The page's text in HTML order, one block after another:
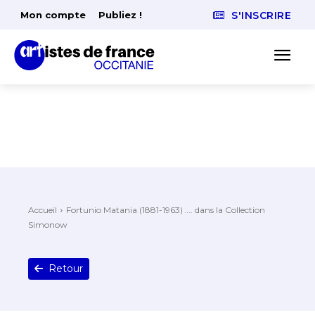
Mon compte Publiez ! S'INSCRIRE
Accueil
Fortunio Matania (1881-1963) …. dans la Collection
Simonow
Retour